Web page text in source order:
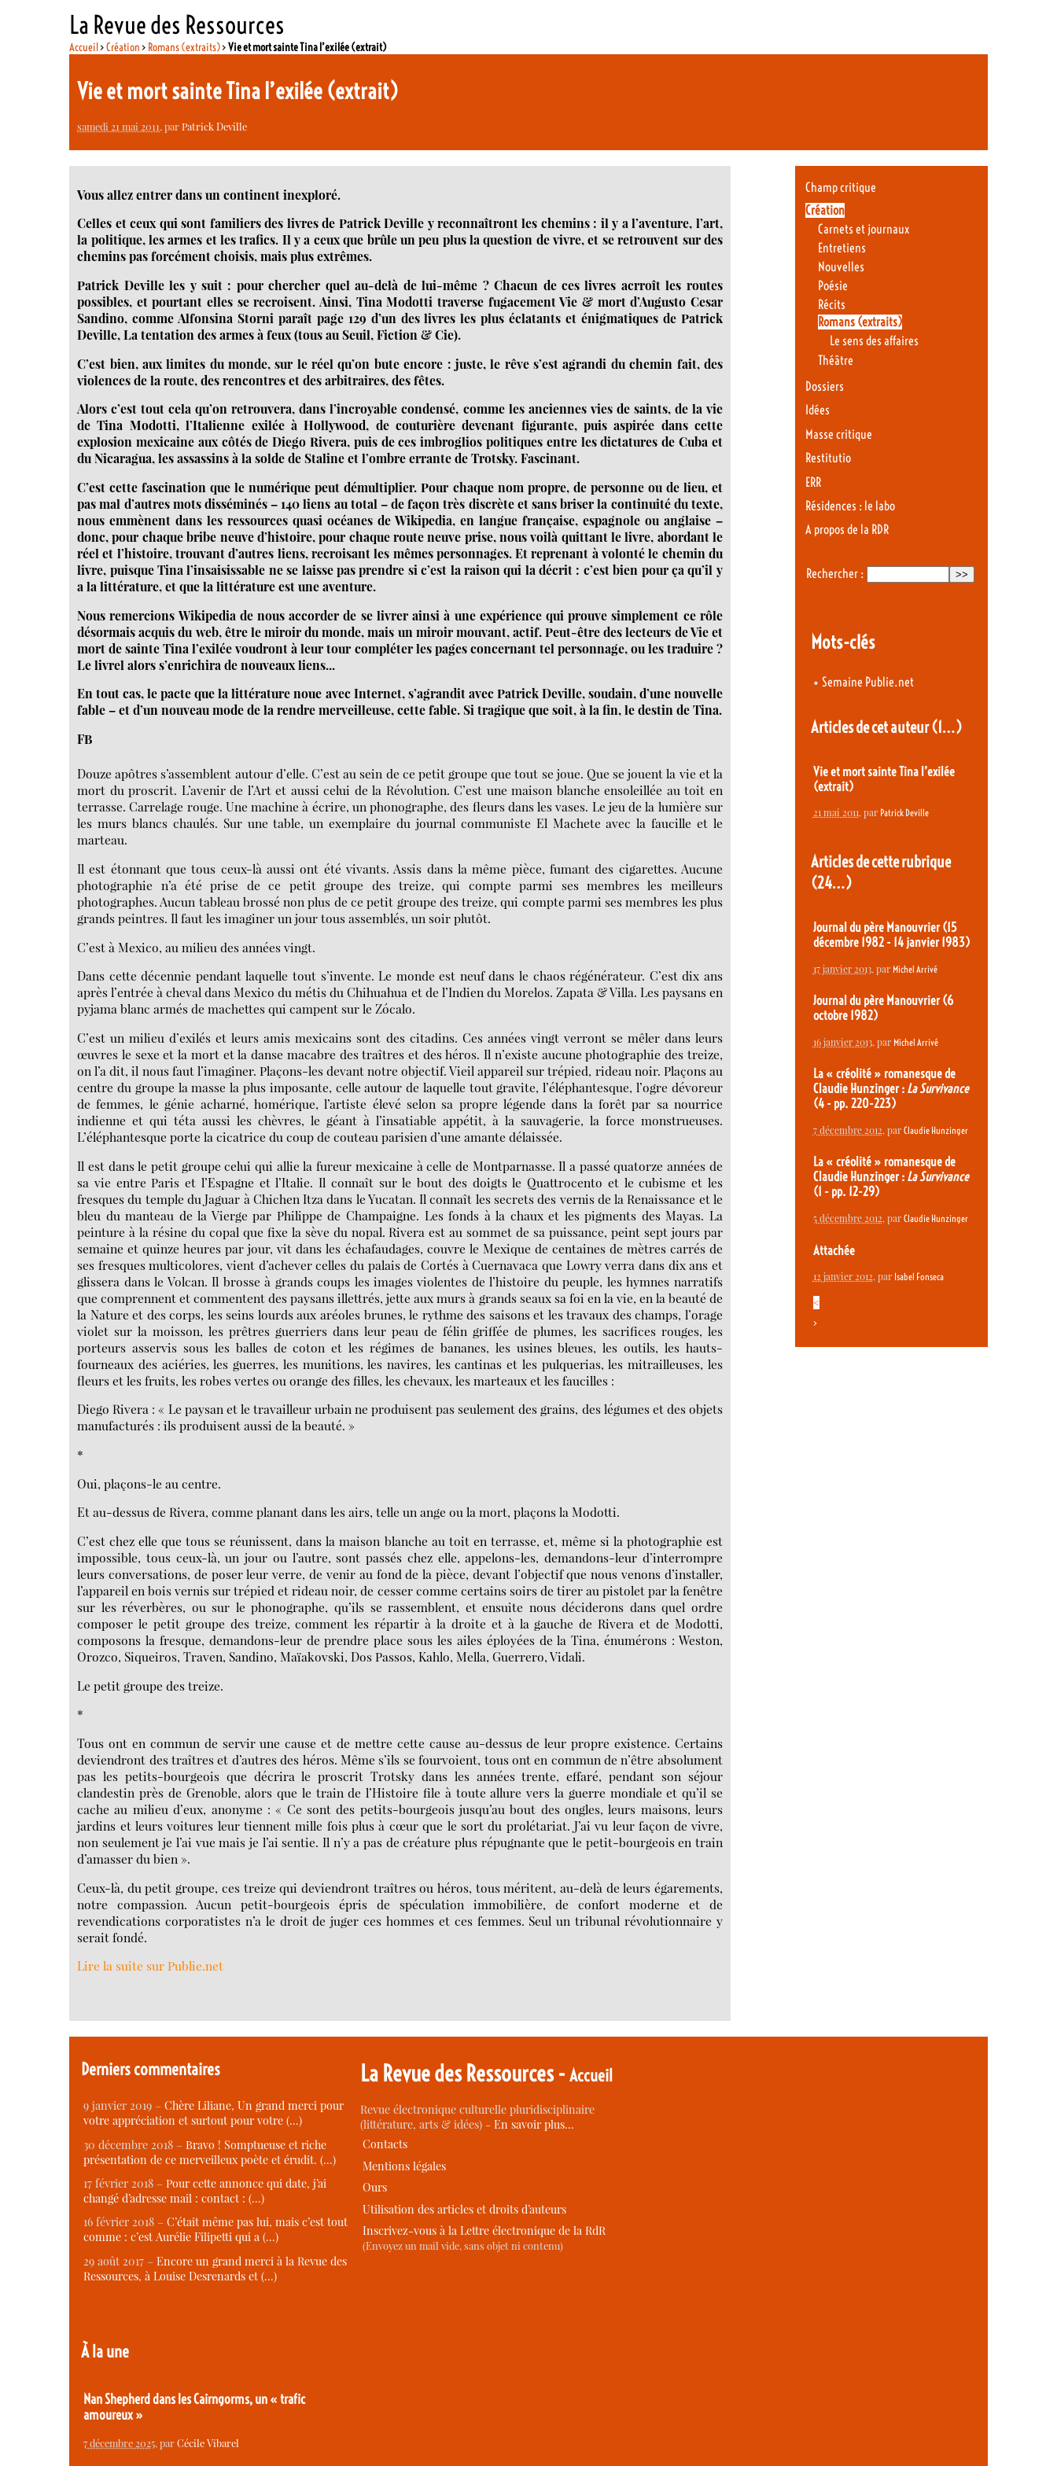
La Revue des Ressources
Accueil>Création > Romans (extraits)>Vie et mort sainte Tina l’exilée (extrait)
Vie et mort sainte Tina l’exilée (extrait)
samedi 21 mai 2011, parPatrick Deville
Vous allez entrer dans un continent inexploré.
Celles et ceux qui sont familiers des livres de Patrick Deville y reconnaîtront les chemins : il y a l’aventure, l’art,
la politique, les armes et les trafics. Il y a ceux que brûle un peu plus la question de vivre, et se retrouvent sur des
chemins pas forcément choisis, mais plus extrêmes.
Patrick Deville les y suit : pour chercher quel au-delà de lui-même ? Chacun de ces livres acrroît les routes
possibles, et pourtant elles se recroisent. Ainsi, Tina Modotti traverse fugacement Vie & mort d’Augusto Cesar
Sandino, comme Alfonsina Storni paraît page 129 d’un des livres les plus éclatants et énigmatiques de Patrick
Deville, La tentation des armes à feux (tous au Seuil, Fiction & Cie).
C’est bien, aux limites du monde, sur le réel qu’on bute encore : juste, le rêve s’est agrandi du chemin fait, des
violences de la route, des rencontres et des arbitraires, des fêtes.
Alors c’est tout cela qu’on retrouvera, dans l’incroyable condensé, comme les anciennes vies de saints, de la vie
de Tina Modotti, l’Italienne exilée à Hollywood, de couturière devenant figurante, puis aspirée dans cette
explosion mexicaine aux côtés de Diego Rivera, puis de ces imbroglios politiques entre les dictatures de Cuba et
du Nicaragua, les assassins à la solde de Staline et l’ombre errante de Trotsky. Fascinant.
C’est cette fascination que le numérique peut démultiplier. Pour chaque nom propre, de personne ou de lieu, et
pas mal d’autres mots disséminés – 140 liens au total – de façon très discrète et sans briser la continuité du texte,
nous emmènent dans les ressources quasi océanes de Wikipedia, en langue française, espagnole ou anglaise –
donc, pour chaque bribe neuve d’histoire, pour chaque route neuve prise, nous voilà quittant le livre, abordant le
réel et l’histoire, trouvant d’autres liens, recroisant les mêmes personnages. Et reprenant à volonté le chemin du
livre, puisque Tina l’insaisissable ne se laisse pas prendre si c’est la raison qui la décrit : c’est bien pour ça qu’il y
a la littérature, et que la littérature est une aventure.
Nous remercions Wikipedia de nous accorder de se livrer ainsi à une expérience qui prouve simplement ce rôle
désormais acquis du web, être le miroir du monde, mais un miroir mouvant, actif. Peut-être des lecteurs de Vie et
mort de sainte Tina l’exilée voudront à leur tour compléter les pages concernant tel personnage, ou les traduire ?
Le livrel alors s’enrichira de nouveaux liens...
En tout cas, le pacte que la littérature noue avec Internet, s’agrandit avec Patrick Deville, soudain, d’une nouvelle
fable – et d’un nouveau mode de la rendre merveilleuse, cette fable. Si tragique que soit, à la fin, le destin de Tina.
FB
Douze apôtres s’assemblent autour d’elle. C’est au sein de ce petit groupe que tout se joue. Que se jouent la vie et la
mort du proscrit. L’avenir de l’Art et aussi celui de la Révolution. C’est une maison blanche ensoleillée au toit en
terrasse. Carrelage rouge. Une machine à écrire, un phonographe, des fleurs dans les vases. Le jeu de la lumière sur
les murs blancs chaulés. Sur une table, un exemplaire du journal communiste El Machete avec la faucille et le
marteau.
Il est étonnant que tous ceux-là aussi ont été vivants. Assis dans la même pièce, fumant des cigarettes. Aucune
photographie n’a été prise de ce petit groupe des treize, qui compte parmi ses membres les meilleurs
photographes. Aucun tableau brossé non plus de ce petit groupe des treize, qui compte parmi ses membres les plus
grands peintres. Il faut les imaginer un jour tous assemblés, un soir plutôt.
C’est à Mexico, au milieu des années vingt.
Dans cette décennie pendant laquelle tout s’invente. Le monde est neuf dans le chaos régénérateur. C’est dix ans
après l’entrée à cheval dans Mexico du métis du Chihuahua et de l’Indien du Morelos. Zapata & Villa. Les paysans en
pyjama blanc armés de machettes qui campent sur le Zócalo.
C’est un milieu d’exilés et leurs amis mexicains sont des citadins. Ces années vingt verront se mêler dans leurs
œuvres le sexe et la mort et la danse macabre des traîtres et des héros. Il n’existe aucune photographie des treize,
on l’a dit, il nous faut l’imaginer. Plaçons-les devant notre objectif. Vieil appareil sur trépied, rideau noir. Plaçons au
centre du groupe la masse la plus imposante, celle autour de laquelle tout gravite, l’éléphantesque, l’ogre dévoreur
de femmes, le génie acharné, homérique, l’artiste élevé selon sa propre légende dans la forêt par sa nourrice
indienne et qui téta aussi les chèvres, le géant à l’insatiable appétit, à la sauvagerie, la force monstrueuses.
L’éléphantesque porte la cicatrice du coup de couteau parisien d’une amante délaissée.
Il est dans le petit groupe celui qui allie la fureur mexicaine à celle de Montparnasse. Il a passé quatorze années de
sa vie entre Paris et l’Espagne et l’Italie. Il connaît sur le bout des doigts le Quattrocento et le cubisme et les
fresques du temple du Jaguar à Chichen Itza dans le Yucatan. Il connaît les secrets des vernis de la Renaissance et le
bleu du manteau de la Vierge par Philippe de Champaigne. Les fonds à la chaux et les pigments des Mayas. La
peinture à la résine du copal que fixe la sève du nopal. Rivera est au sommet de sa puissance, peint sept jours par
semaine et quinze heures par jour, vit dans les échafaudages, couvre le Mexique de centaines de mètres carrés de
ses fresques multicolores, vient d’achever celles du palais de Cortés à Cuernavaca que Lowry verra dans dix ans et
glissera dans le Volcan. Il brosse à grands coups les images violentes de l’histoire du peuple, les hymnes narratifs
que comprennent et commentent des paysans illettrés, jette aux murs à grands seaux sa foi en la vie, en la beauté de
la Nature et des corps, les seins lourds aux aréoles brunes, le rythme des saisons et les travaux des champs, l’orage
violet sur la moisson, les prêtres guerriers dans leur peau de félin griffée de plumes, les sacrifices rouges, les
porteurs asservis sous les balles de coton et les régimes de bananes, les usines bleues, les outils, les hauts-
fourneaux des aciéries, les guerres, les munitions, les navires, les cantinas et les pulquerias, les mitrailleuses, les
fleurs et les fruits, les robes vertes ou orange des filles, les chevaux, les marteaux et les faucilles :
Diego Rivera : « Le paysan et le travailleur urbain ne produisent pas seulement des grains, des légumes et des objets
manufacturés : ils produisent aussi de la beauté. »
*
Oui, plaçons-le au centre.
Et au-dessus de Rivera, comme planant dans les airs, telle un ange ou la mort, plaçons la Modotti.
C’est chez elle que tous se réunissent, dans la maison blanche au toit en terrasse, et, même si la photographie est
impossible, tous ceux-là, un jour ou l’autre, sont passés chez elle, appelons-les, demandons-leur d’interrompre
leurs conversations, de poser leur verre, de venir au fond de la pièce, devant l’objectif que nous venons d’installer,
l’appareil en bois vernis sur trépied et rideau noir, de cesser comme certains soirs de tirer au pistolet par la fenêtre
sur les réverbères, ou sur le phonographe, qu’ils se rassemblent, et ensuite nous déciderons dans quel ordre
composer le petit groupe des treize, comment les répartir à la droite et à la gauche de Rivera et de Modotti,
composons la fresque, demandons-leur de prendre place sous les ailes éployées de la Tina, énumérons : Weston,
Orozco, Siqueiros, Traven, Sandino, Maïakovski, Dos Passos, Kahlo, Mella, Guerrero, Vidali.
Le petit groupe des treize.
*
Tous ont en commun de servir une cause et de mettre cette cause au-dessus de leur propre existence. Certains
deviendront des traîtres et d’autres des héros. Même s’ils se fourvoient, tous ont en commun de n’être absolument
pas les petits-bourgeois que décrira le proscrit Trotsky dans les années trente, effaré, pendant son séjour
clandestin près de Grenoble, alors que le train de l’Histoire file à toute allure vers la guerre mondiale et qu’il se
cache au milieu d’eux, anonyme : « Ce sont des petits-bourgeois jusqu’au bout des ongles, leurs maisons, leurs
jardins et leurs voitures leur tiennent mille fois plus à cœur que le sort du prolétariat. J’ai vu leur façon de vivre,
non seulement je l’ai vue mais je l’ai sentie. Il n’y a pas de créature plus répugnante que le petit-bourgeois en train
d’amasser du bien ».
Ceux-là, du petit groupe, ces treize qui deviendront traîtres ou héros, tous méritent, au-delà de leurs égarements,
notre compassion. Aucun petit-bourgeois épris de spéculation immobilière, de confort moderne et de
revendications corporatistes n’a le droit de juger ces hommes et ces femmes. Seul un tribunal révolutionnaire y
serait fondé.
Lire la suite sur Publie.net
Champ critique
Création
Carnets et journaux
Entretiens
Nouvelles
Poésie
Récits
Romans (extraits)
Le sens des affaires
Théâtre
Dossiers
Idées
Masse critique
Restitutio
ERR
Résidences : le labo
A propos de la RDR
Rechercher :
Mots-clés
• Semaine Publie.net
Articles de cet auteur(1…)
Vie et mort sainte Tina l’exilée
(extrait)
21 mai 2011, par Patrick Deville
Articles de cette rubrique
(24…)
Journal du père Manouvrier (15
décembre 1982 - 14 janvier 1983)
17 janvier 2013, par Michel Arrivé
Journal du père Manouvrier (6
octobre 1982)
16 janvier 2013, par Michel Arrivé
La « créolité » romanesque de
Claudie Hunzinger : La Survivance
(4 - pp. 220-223)
7 décembre 2012, par Claudie Hunzinger
La « créolité » romanesque de
Claudie Hunzinger : La Survivance
(1 - pp. 12-29)
5 décembre 2012, par Claudie Hunzinger
Attachée
12 janvier 2012, par Isabel Fonseca
<
>
Derniers commentaires
9 janvier 2019 – Chère Liliane, Un grand merci pour
votre appréciation et surtout pour votre (…)
30 décembre 2018 – Bravo ! Somptueuse et riche
présentation de ce merveilleux poète et érudit. (…)
17 février 2018 – Pour cette annonce qui date, j’ai
changé d’adresse mail : contact : (…)
16 février 2018 – C’était même pas lui, mais c’est tout
comme : c’est Aurélie Filipetti qui a (…)
29 août 2017 – Encore un grand merci à la Revue des
Ressources, à Louise Desrenards et (…)
À la une
Nan Shepherd dans les Cairngorms, un « trafic
amoureux »
7 décembre 2025, parCécile Vibarel
La Revue des Ressources -Accueil
Revue électronique culturelle pluridisciplinaire
(littérature, arts & idées) -En savoir plus…
Contacts
Mentions légales
Ours
Utilisation des articles et droits d’auteurs
Inscrivez-vous à la Lettre électronique de la RdR
(Envoyez un mail vide, sans objet ni contenu)